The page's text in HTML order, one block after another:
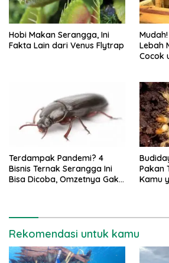
Hobi Makan Serangga, Ini
Fakta Lain dari Venus Flytrap
Lebah
Cocok
Terdampak Pandemi? 4
Bisnis Ternak Serangga Ini
Bisa Dicoba, Omzetnya Gak
Pakan
Kamu
Rekomendasi untuk kamu